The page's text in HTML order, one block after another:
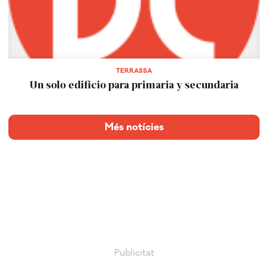
TERRASSA
Un solo edificio para primaria y secundaria
Més notícies